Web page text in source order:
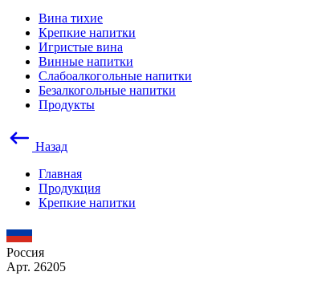
Вина тихие
Крепкие напитки
Игристые вина
Винные напитки
Слабоалкогольные напитки
Безалкогольные напитки
Продукты
Назад
Главная
Продукция
Крепкие напитки
Россия
Арт. 26205